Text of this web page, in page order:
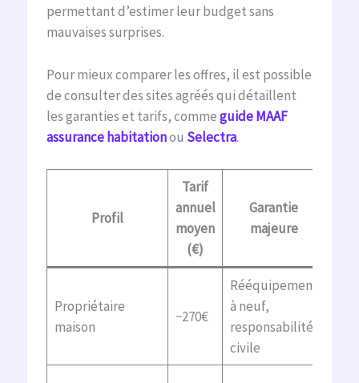
permettant d’estimer leur budget sans
mauvaises surprises.
Pour mieux comparer les offres, il est possible
de consulter des sites agréés qui détaillent
les garanties et tarifs, commeguide MAAF
assurance habitationou Selectra.
Profil
Tarif
annuel
moyen
(€)
Garantie
majeure
Propriétaire
maison
~270€
Rééquipement
à neuf,
responsabilité
civile